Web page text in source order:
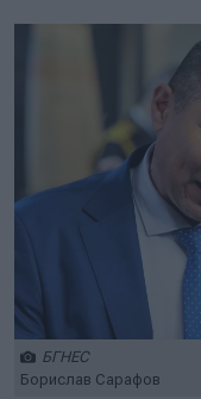
БГНЕС
Борислав Сарафов